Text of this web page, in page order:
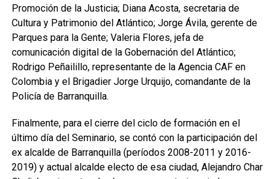
Promoción de la Justicia; Diana Acosta, secretaria de
Cultura y Patrimonio del Atlántico; Jorge Ávila, gerente de
Parques para la Gente; Valeria Flores, jefa de
comunicación digital de la Gobernación del Atlántico;
Rodrigo Peñailillo, representante de la Agencia CAF en
Colombia y el Brigadier Jorge Urquijo, comandante de la
Policía de Barranquilla.
Finalmente, para el cierre del ciclo de formación en el
último día del Seminario, se contó con la participación del
ex alcalde de Barranquilla (períodos 2008-2011 y 2016-
2019) y actual alcalde electo de esa ciudad, Alejandro Char